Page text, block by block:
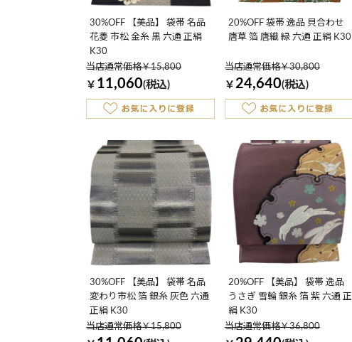
30%OFF 【美品】 袋帯 名品
花菱 市松 金糸 黒 六通 正絹
K30
当店通常価格￥15,800
￥ 11,060(税込)
20%OFF 袋帯 逸品 貝合わせ
唐草 箔 唐織 緑 六通 正絹 K30
当店通常価格￥30,800
￥ 24,640(税込)
30%OFF 【美品】 袋帯 名品
変わり市松 箔 銀糸 灰色 六通
正絹 K30
当店通常価格￥15,800
20%OFF 【美品】 袋帯 逸品
うさぎ 雪輪 銀糸 箔 紫 六通 正
絹 K30
当店通常価格￥36,800